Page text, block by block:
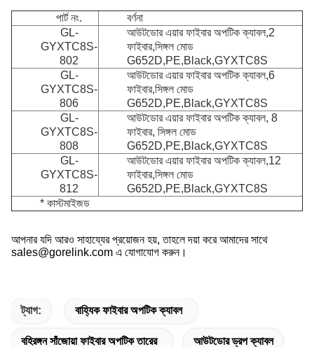
পার্ট নং.
বর্ণনা
GL-
GYXTC8S-
802
আউটডোর এয়ার ফাইবার অপটিক ক্যাবল,2
ফাইবার,সিঙ্গল মোড
G652D,PE,Black,GYXTC8S
GL-
GYXTC8S-
806
আউটডোর এয়ার ফাইবার অপটিক ক্যাবল,6
ফাইবার,সিঙ্গল মোড
G652D,PE,Black,GYXTC8S
GL-
GYXTC8S-
808
আউটডোর এয়ার ফাইবার অপটিক ক্যাবল, 8
ফাইবার, সিঙ্গল মোড
G652D,PE,Black,GYXTC8S
GL-
GYXTC8S-
812
আউটডোর এয়ার ফাইবার অপটিক ক্যাবল,12
ফাইবার,সিঙ্গল মোড
G652D,PE,Black,GYXTC8S
* কাস্টমাইজড
আপনার যদি আরও সাহায্যের প্রয়োজন হয়, তাহলে দয়া করে আমাদের সাথে
sales@gorelink.com এ যোগাযোগ করুন।
ট্যাগ: বাহ্যিক ফাইবার অপটিক ক্যাবল
বহিরঙ্গন সাঁজোয়া ফাইবার অপটিক তারের আউটডোর ড্রপ ক্যাবল